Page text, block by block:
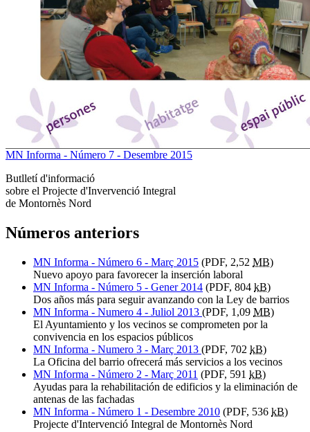
MN Informa - Número 7 - Desembre 2015
Butlletí d'informació
sobre el Projecte d'Invervenció Integral
de Montornès Nord
Números anteriors
MN Informa - Número 6 - Març 2015 (PDF, 2,52 MB)
Nuevo apoyo para favorecer la inserción laboral
MN Informa - Número 5 - Gener 2014 (PDF, 804 kB)
Dos años más para seguir avanzando con la Ley de barrios
MN Informa - Numero 4 - Juliol 2013 (PDF, 1,09 MB)
El Ayuntamiento y los vecinos se comprometen por la
convivencia en los espacios públicos
MN Informa - Numero 3 - Març 2013 (PDF, 702 kB)
La Oficina del barrio ofrecerá más servicios a los vecinos
MN Informa - Número 2 - Març 2011 (PDF, 591 kB)
Ayudas para la rehabilitación de edificios y la eliminación de
antenas de las fachadas
MN Informa - Número 1 - Desembre 2010 (PDF, 536 kB)
Projecte d'Intervenció Integral de Montornès Nord